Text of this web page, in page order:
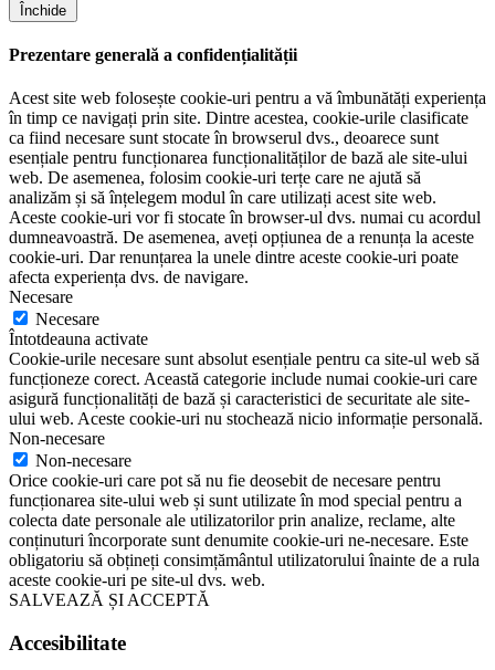
Închide
Prezentare generală a confidențialității
Acest site web folosește cookie-uri pentru a vă îmbunătăți experiența
în timp ce navigați prin site. Dintre acestea, cookie-urile clasificate
ca fiind necesare sunt stocate în browserul dvs., deoarece sunt
esențiale pentru funcționarea funcționalităților de bază ale site-ului
web. De asemenea, folosim cookie-uri terțe care ne ajută să
analizăm și să înțelegem modul în care utilizați acest site web.
Aceste cookie-uri vor fi stocate în browser-ul dvs. numai cu acordul
dumneavoastră. De asemenea, aveți opțiunea de a renunța la aceste
cookie-uri. Dar renunțarea la unele dintre aceste cookie-uri poate
afecta experiența dvs. de navigare.
Necesare
Necesare
Întotdeauna activate
Cookie-urile necesare sunt absolut esențiale pentru ca site-ul web să
funcționeze corect. Această categorie include numai cookie-uri care
asigură funcționalități de bază și caracteristici de securitate ale site-
ului web. Aceste cookie-uri nu stochează nicio informație personală.
Non-necesare
Non-necesare
Orice cookie-uri care pot să nu fie deosebit de necesare pentru
funcționarea site-ului web și sunt utilizate în mod special pentru a
colecta date personale ale utilizatorilor prin analize, reclame, alte
conținuturi încorporate sunt denumite cookie-uri ne-necesare. Este
obligatoriu să obțineți consimțământul utilizatorului înainte de a rula
aceste cookie-uri pe site-ul dvs. web.
SALVEAZĂ ȘI ACCEPTĂ
Accesibilitate